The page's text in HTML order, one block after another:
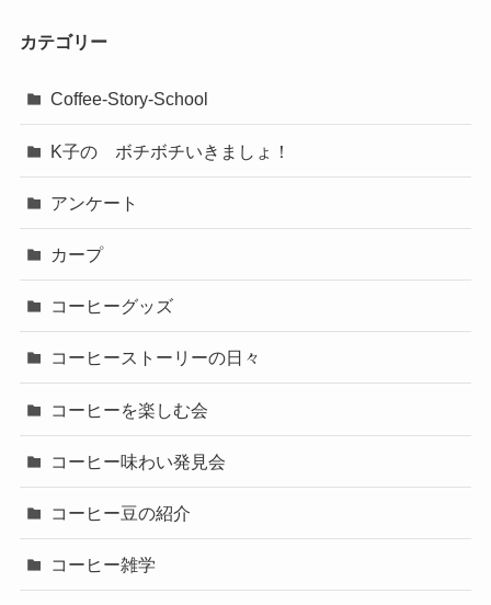
カテゴリー
Coffee-Story-School
K子の ボチボチいきましょ！
アンケート
カープ
コーヒーグッズ
コーヒーストーリーの日々
コーヒーを楽しむ会
コーヒー味わい発見会
コーヒー豆の紹介
コーヒー雑学